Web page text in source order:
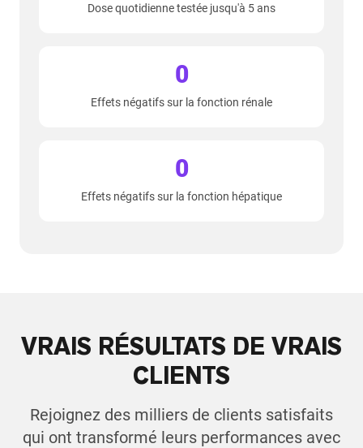
Dose quotidienne testée jusqu'à 5 ans
0
Effets négatifs sur la fonction rénale
0
Effets négatifs sur la fonction hépatique
VRAIS RÉSULTATS DE VRAIS
CLIENTS
Rejoignez des milliers de clients satisfaits
qui ont transformé leurs performances avec